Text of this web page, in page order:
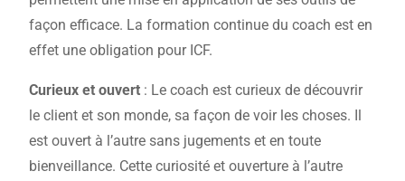
façon efficace. La formation continue du coach est en
effet une obligation pour ICF.
Curieux et ouvert : Le coach est curieux de découvrir
le client et son monde, sa façon de voir les choses. Il
est ouvert à l’autre sans jugements et en toute
bienveillance. Cette curiosité et ouverture à l’autre